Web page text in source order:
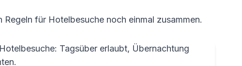
für Hotelbesuche noch einmal zusammen.